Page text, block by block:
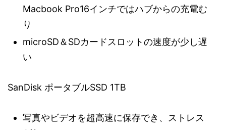
Macbook Pro16インチではハブからの充電む
り
microSD＆SDカードスロットの速度が少し遅
い
SanDisk ポータブルSSD 1TB
写真やビデオを超高速に保存でき、ストレス